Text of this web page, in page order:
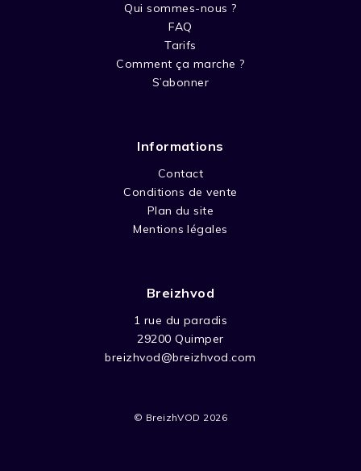
Qui sommes-nous ?
FAQ
Tarifs
Comment ça marche ?
S’abonner
Informations
Contact
Conditions de vente
Plan du site
Mentions légales
Breizhvod
1 rue du paradis
29200 Quimper
breizhvod@breizhvod.com
© BreizhVOD 2026